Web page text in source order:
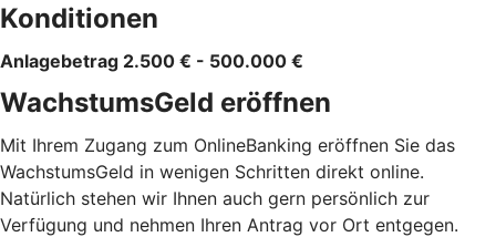
Konditionen
Anlagebetrag 2.500 € - 500.000 €
WachstumsGeld eröffnen
Mit Ihrem Zugang zum OnlineBanking eröffnen Sie das
WachstumsGeld in wenigen Schritten direkt online.
Natürlich stehen wir Ihnen auch gern persönlich zur
Verfügung und nehmen Ihren Antrag vor Ort entgegen.